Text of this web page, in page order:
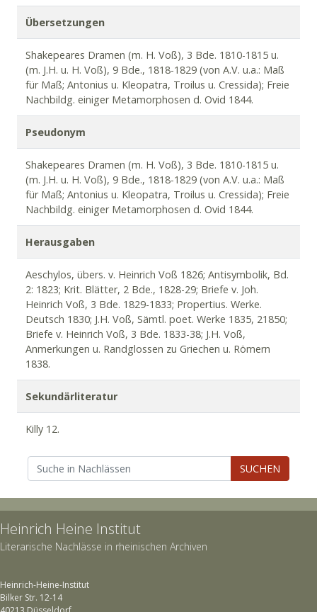
Übersetzungen
Shakepeares Dramen (m. H. Voß), 3 Bde. 1810-1815 u.
(m. J.H. u. H. Voß), 9 Bde., 1818-1829 (von A.V. u.a.: Maß
für Maß; Antonius u. Kleopatra, Troilus u. Cressida); Freie
Nachbildg. einiger Metamorphosen d. Ovid 1844.
Pseudonym
Shakepeares Dramen (m. H. Voß), 3 Bde. 1810-1815 u.
(m. J.H. u. H. Voß), 9 Bde., 1818-1829 (von A.V. u.a.: Maß
für Maß; Antonius u. Kleopatra, Troilus u. Cressida); Freie
Nachbildg. einiger Metamorphosen d. Ovid 1844.
Herausgaben
Aeschylos, übers. v. Heinrich Voß 1826; Antisymbolik, Bd.
2: 1823; Krit. Blätter, 2 Bde., 1828-29; Briefe v. Joh.
Heinrich Voß, 3 Bde. 1829-1833; Propertius. Werke.
Deutsch 1830; J.H. Voß, Sämtl. poet. Werke 1835, 21850;
Briefe v. Heinrich Voß, 3 Bde. 1833-38; J.H. Voß,
Anmerkungen u. Randglossen zu Griechen u. Römern
1838.
Sekundärliteratur
Killy 12.
SUCHEN
Heinrich Heine Institut
Literarische Nachlässe in rheinischen Archiven
Heinrich-Heine-Institut
Bilker Str. 12-14